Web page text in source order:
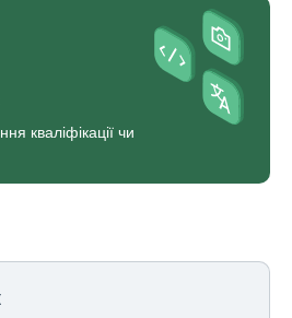
кваліфікації чи